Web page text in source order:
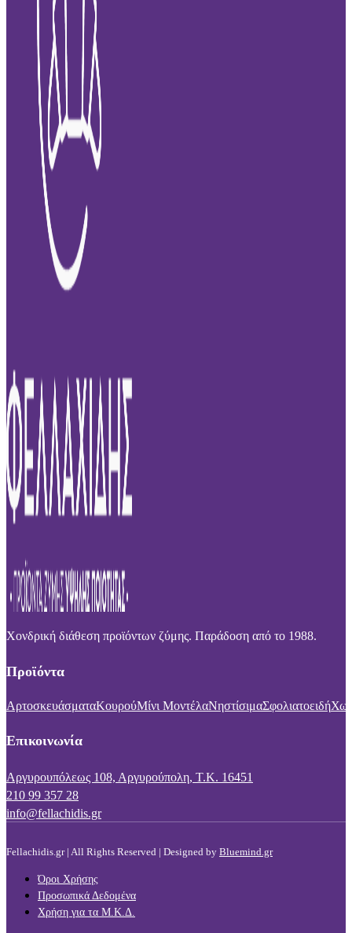
Χονδρική διάθεση προϊόντων ζύμης. Παράδοση από το 1988.
Προϊόντα
ΑρτοσκευάσματαΚουρούΜίνι ΜοντέλαΝηστίσιμαΣφολιατοειδή
Επικοινωνία
Αργυρουπόλεως 108, Αργυρούπολη, Τ.Κ. 16451
210 99 357 28
info@fellachidis.gr
Fellachidis.gr | All Rights Reserved | Designed by Bluemind.gr
Όροι Χρήσης
Προσωπικά Δεδομένα
Χρήση για τα Μ.Κ.Δ.